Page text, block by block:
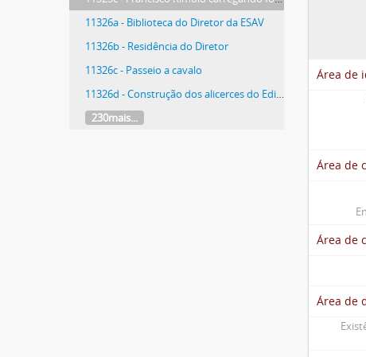
11326a - Biblioteca do Diretor da ESAV
11326b - Residência do Diretor
11326c - Passeio a cavalo
11326d - Construção dos alicerces do Edifício Principal
230mais...
Área de
Área de
Área de
Área de